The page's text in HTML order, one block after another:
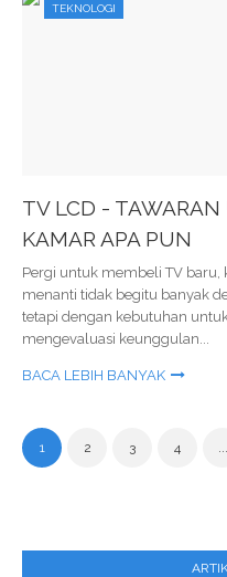
TEKNOLOGI
TV LCD -
KAMAR APA PUN
Pergi untuk membeli TV baru,
menanti tidak begitu banyak
tetapi dengan kebutuhan
mengevaluasi keunggulan...
BACA LEBIH BANYAK
1 2 3 4 ...